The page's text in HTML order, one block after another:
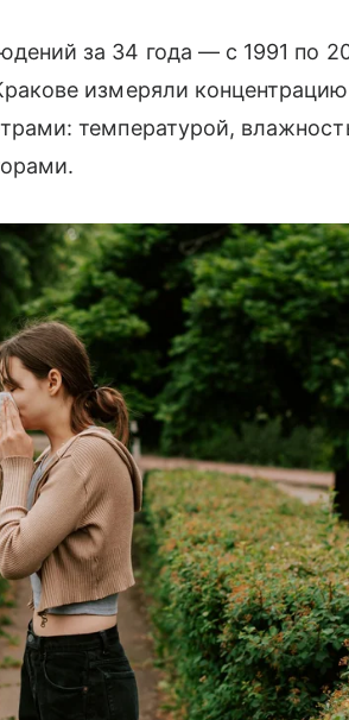
за 34 года — с 1991 по
измеряли
температурой,